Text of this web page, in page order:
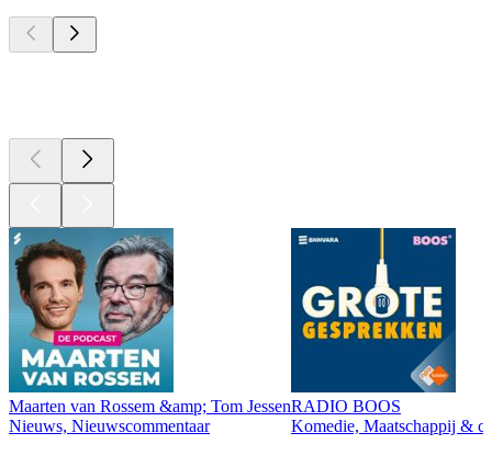
Maarten van Rossem &amp; Tom Jessen
Nieuws, Nieuwscommentaar
RADIO BOOS
Komedie, Maatschappij &